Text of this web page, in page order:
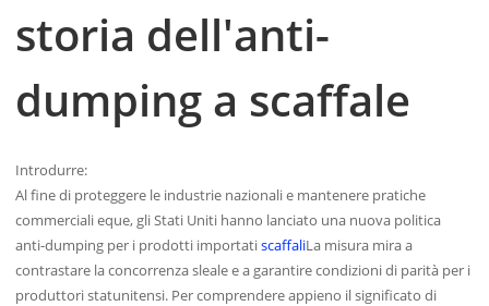
storia dell'anti-
dumping a scaffale
Introdurre:
Al fine di proteggere le industrie nazionali e mantenere pratiche
commerciali eque, gli Stati Uniti hanno lanciato una nuova politica
anti-dumping per i prodotti importatiscaffaliLa misura mira a
contrastare la concorrenza sleale e a garantire condizioni di parità per i
produttori statunitensi. Per comprendere appieno il significato di